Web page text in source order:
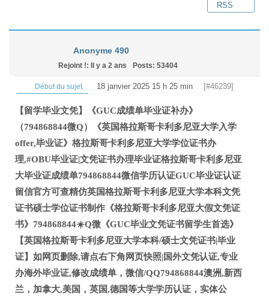
RSS
Anonyme 490
Rejoint !: Il y a 2 ans Posts: 53404
Début du sujet 18 janvier 2025 15 h 25 min [#46239]
【留学毕业文凭】《GUC成绩单毕业证补办》
（794868844微Q）《英国格拉斯哥卡利多尼亚大学入学
offer,毕业证》格拉斯哥卡利多尼亚大学学位证书办
理,#OBU毕业证|文凭证书办理毕业证格拉斯哥卡利多尼亚
大毕业证成绩单794868844微信学历认证GUC毕业证认证
留信官方可查精仿英国格拉斯哥卡利多尼亚大学本科文凭
证书硕士学位证书制作《格拉斯哥卡利多尼亚大假文凭证
书》794868844☀️Q微《GUC毕业文凭证书留学生首选》
【英国格拉斯哥卡利多尼亚大学本科/硕士文凭证书|毕业
证】如网页删除,请点右下角网页快照|国外文凭认证,专业
办海外毕业证,修改成绩单，微信/QQ794868844澳洲,新西
兰，加拿大,美国，英国,德国等大学学历认证，实体公